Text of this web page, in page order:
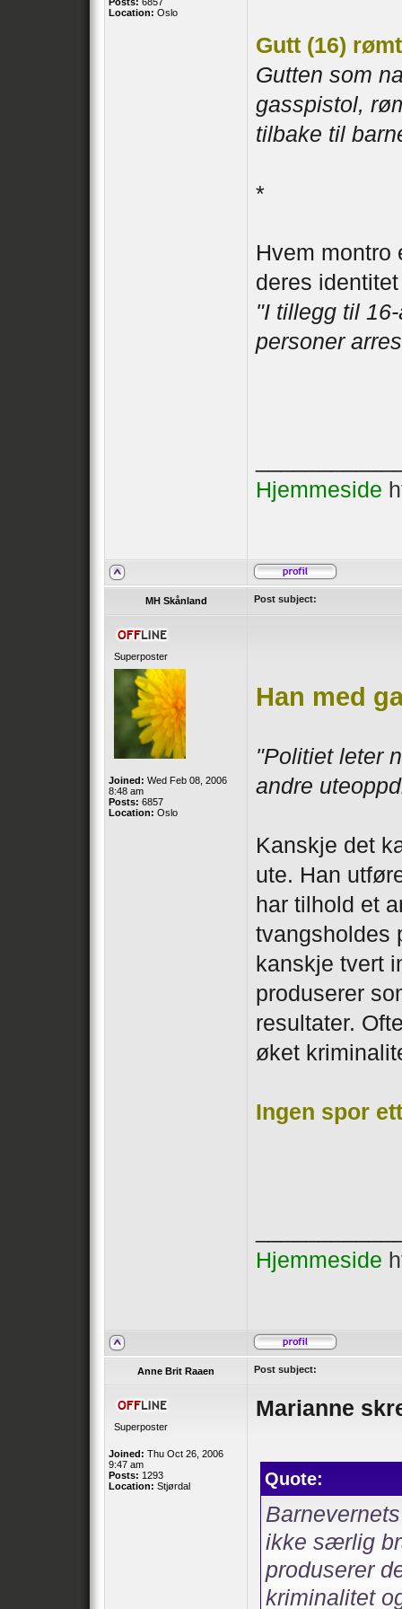
Location: Oslo
Gutt (16)
Gutten som
gasspistol,
tilbake til
*
Hvem montro
deres
"I tillegg til
personer
Hjemmeside
MH Skånland Post subject:
Superposter
Joined: Wed Feb 08, 2006
8:48 am
Posts: 6857
Location: Oslo
Han med
"Politiet leter
andre
Kanskje det
ute. Han
har tilhold et
tvangsholdes
kanskje tvert
produserer
resultater.
øket
Ingen spor
Hjemmeside
Anne Brit Raaen Post subject:
Superposter
Joined: Thu Oct 26, 2006
9:47 am
Posts: 1293
Location: Stjørdal
Marianne
Quote:
ikke særlig
produserer
kriminalitet